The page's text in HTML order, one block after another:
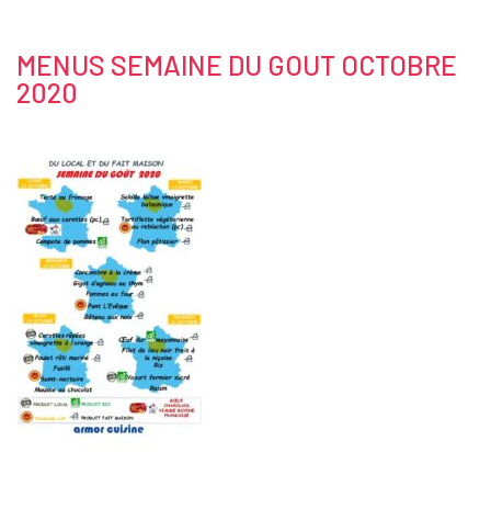
MENUS SEMAINE DU GOUT OCTOBRE
2020